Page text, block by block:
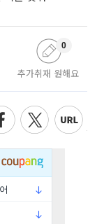
추가취재 원해요
0